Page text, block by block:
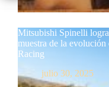
Mitsubishi Spinelli
muestra de la
Racing
julio 30, 2025